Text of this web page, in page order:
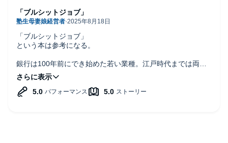
「ブルシットジョブ」
という本は参考になる。
銀行は100年前にでき始めた若い業種。江戸時代までは両替
商が士族に借金踏み倒され続け、商工層はボロボロ。大阪万
博でも「上」による「下」に対する不払い＝踏み倒し＝契約
不履行は日本経済史の焼き直し。戦後デノミで政府が民衆資
「ブルシットジョブ」